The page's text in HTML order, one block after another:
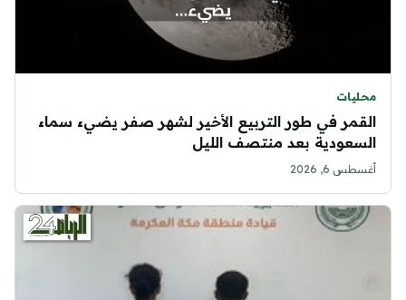
محليات
القمر في طور التربيع الأخير لشهر صفر يضيء سماء
السعودية بعد منتصف الليل
أغسطس 6, 2026